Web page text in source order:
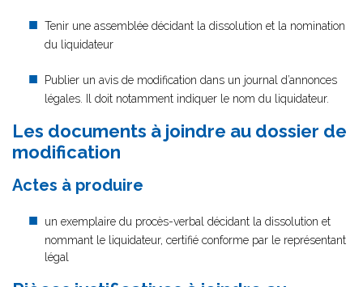
Tenir une assemblée décidant la dissolution et la nomination
du liquidateur
Publier un avis de modification dans un journal d’annonces
légales. Il doit notamment indiquer le nom du liquidateur.
Les documents à joindre au dossier de
modification
Actes à produire
un exemplaire du procès-verbal décidant la dissolution et
nommant le liquidateur, certifié conforme par le représentant
légal